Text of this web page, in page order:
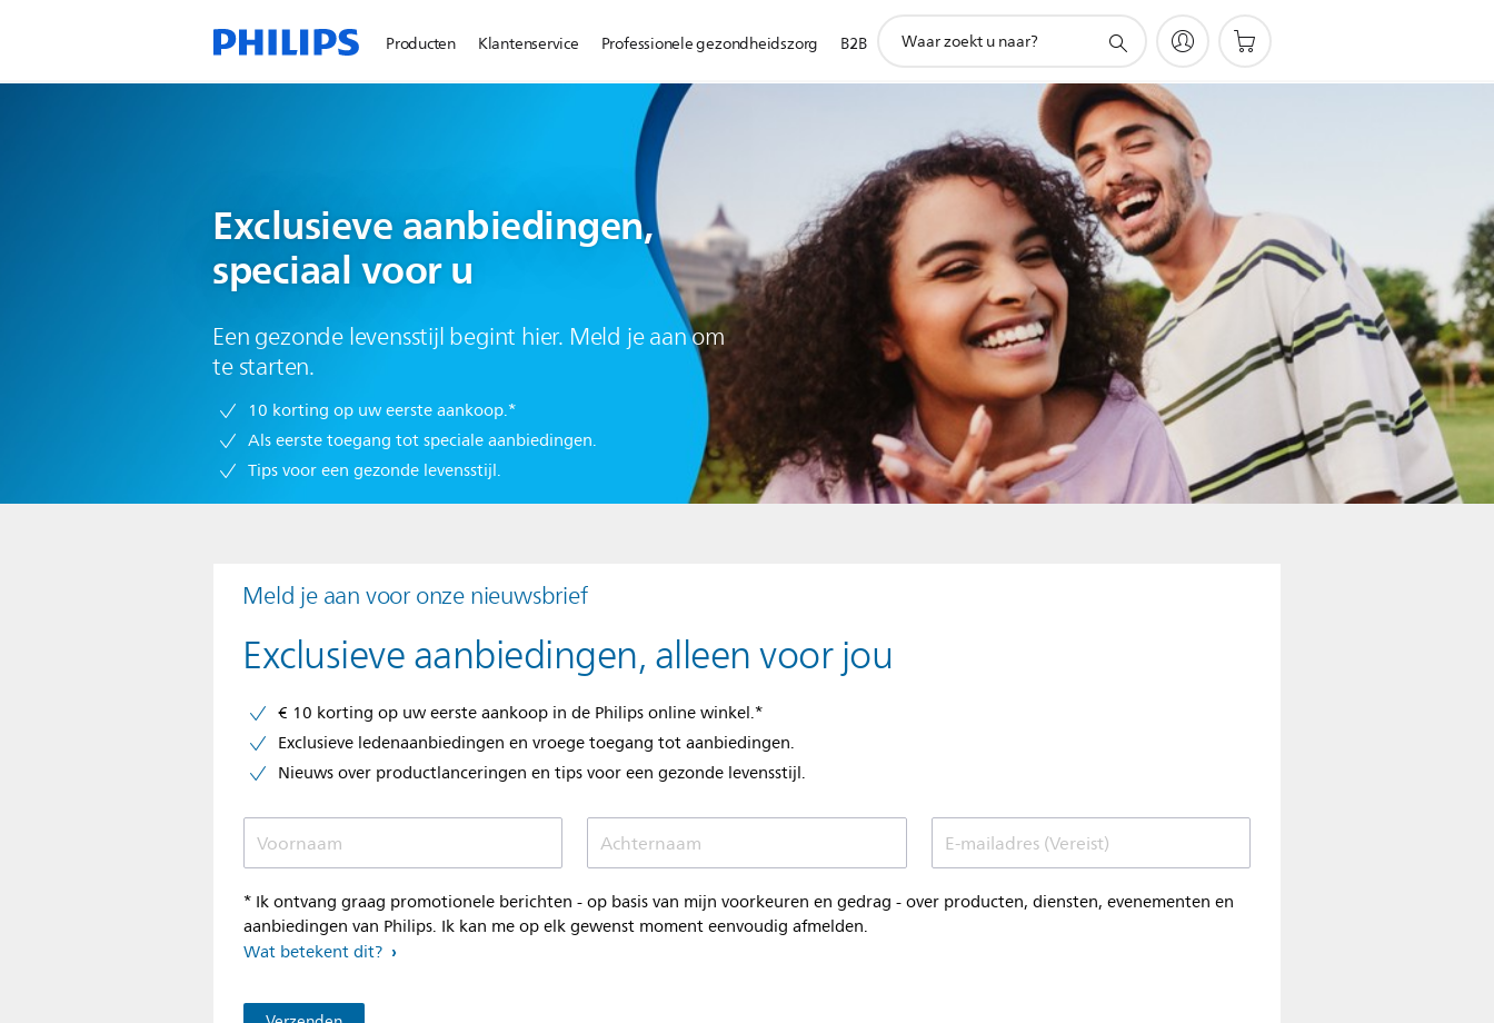
Producten Klantenservice Professionele gezondheidszorg B2B
zoeken
Exclusieve aanbiedingen,
speciaal voor u
Een gezonde levensstijl begint hier. Meld je aan om
te starten.
10 korting op uw eerste aankoop.*
Als eerste toegang tot speciale aanbiedingen.
Tips voor een gezonde levensstijl.
Meld je aan voor onze nieuwsbrief
Exclusieve aanbiedingen, alleen voor jou
€ 10 korting op uw eerste aankoop in de Philips online winkel.*
Exclusieve ledenaanbiedingen en vroege toegang tot aanbiedingen.
Nieuws over productlanceringen en tips voor een gezonde levensstijl.
Voornaam Achternaam E-mailadres (Vereist)
* Ik ontvang graag promotionele berichten - op basis van mijn voorkeuren en gedrag - over producten, diensten, evenementen en
aanbiedingen van Philips. Ik kan me op elk gewenst moment eenvoudig afmelden.
Wat betekent dit?